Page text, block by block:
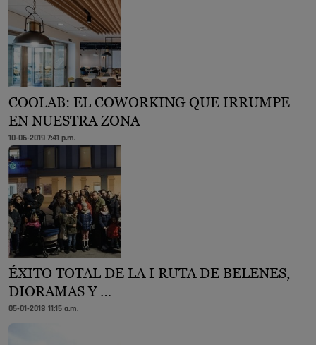
COOLAB: EL COWORKING QUE IRRUMPE
EN NUESTRA ZONA
10-06-2019 7:41 p.m.
ÉXITO TOTAL DE LA I RUTA DE BELENES,
DIORAMAS Y …
05-01-2018 11:15 a.m.